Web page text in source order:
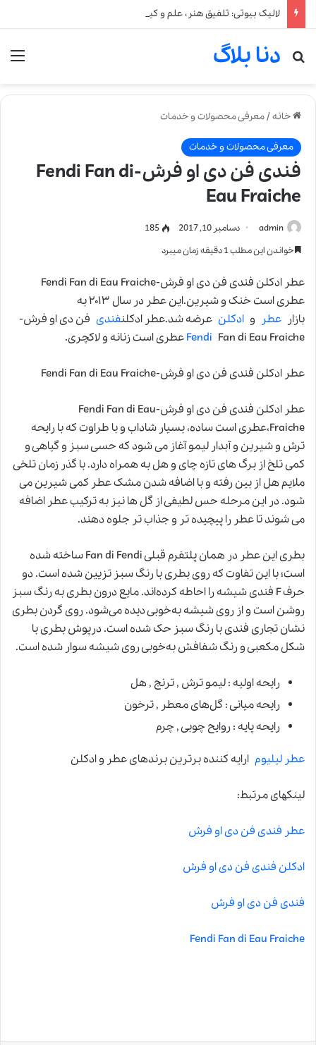
لالیک بیوتی: تلفیق هنر، علم و کیفیت در خلق عطرهای لالیک
دنا بلاگ
جستجو برای
خانه/معرفی محصولات و خدمات
معرفی محصولات و خدمات
فندی فن دی او فرش-Fendi Fan di
Eau Fraiche
admin دسامبر 10, 2017
185
خواندن این مطلب 1 دقیقه زمان میبرد
عطر ادکلن فندی فن دی او فرش-Fendi Fan di Eau Fraiche
عطری است خنک و شیرین.این عطر در سال ۲۰۱۳ به
بازار عطر و ادکلن عرضه شد.عطر ادکلنفندی فن دی او فرش-
Fendi Fan di Eau Fraiche عطری است زنانه و لاکچری.
عطر ادکلن فندی فن دی او فرش-Fendi Fan di Eau Fraiche
عطر ادکلن فندی فن دی او فرش-Fendi Fan di Eau
Fraiche،عطری است ساده، بسیار شاداب و با طراوت که با رایحه
ترش و شیرین و آبدار لیمو آغاز می شود که حسی سبز و گیاهی و
کمی تلخ از برگ های تازه چای و هل به همراه دارد. با گذر زمان تلخی
ملایم هل از بین رفته و با اضافه شدن مشک عطر کمی شیرین می
شود. در این مرحله حس لطیفی از گل ها نیز به ترکیب عطر اضافه
می شوند تا عطر را پیچیده تر و جذاب تر جلوه دهند.
بطری این عطر در همان پلتفرم قبلی Fan di Fendi ساخته شده
است؛ با این تفاوت که روی بطری با رنگ سبز تزیین شده است. دو
حرف F فندی شیشه را احاطه کرده‌اند. مایع درون بطری به رنگ سبز
روشن است و از روی شیشه به‌خوبی دیده می‌شود. روی گردن بطری
نشان تجاری فندی با رنگ سبز حک شده است. درپوش بطری با
شکل مکعبی و رنگ شفافش به‌خوبی روی شیشه سوار شده است.
رایحه اولیه : لیمو ترش , ترنج , هل
رایحه میانی : گل‌های معطر , ترخون
رایحه پایه : روایح چوبی , چرم
عطر لیلیوم ارایه کننده برترین برندهای عطر و ادکلن
لینکهای مرتبط:
عطر فندی فن دی او فرش
ادکلن فندی فن دی او فرش
فندی فن دی او فرش
Fendi Fan di Eau Fraiche